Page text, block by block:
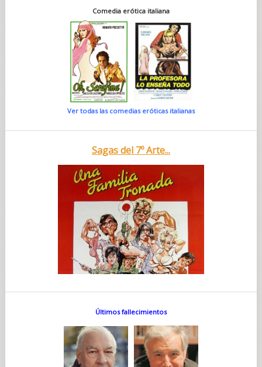
Comedia erótica italiana
Ver todas las comedias eróticas italianas
Sagas del 7º Arte...
Últimos fallecimientos